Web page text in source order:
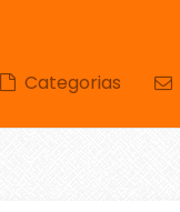
Categorias